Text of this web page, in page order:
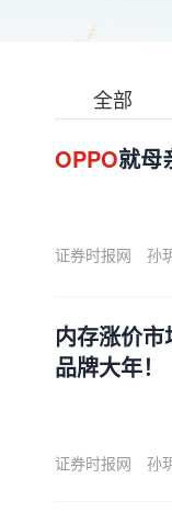
全部
OPPO就母
证券时报网 孙
内存涨价市
品牌大年！
证券时报网 孙